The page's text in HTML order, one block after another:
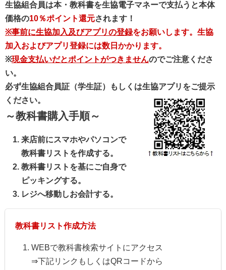
生協組合員は本・教科書を生協電子マネーで支払うと本体
価格の10％ポイント還元されます！
※事前に生協加入及びアプリの登録をお願いします。生協
加入およびアプリ登録には数日かかります。
※現金支払いだとポイントがつきませんのでご注意くださ
い。
必ず生協組合員証（学生証）もしくは生協アプリをご提示
ください。
～教科書購入手順～
来店前にスマホやパソコンで
教科書リストを作成する。
教科書リストを基にご自身で
ピッキングする。
レジへ移動しお会計する。
教科書リスト作成方法
WEBで教科書検索サイトにアクセス
⇒下記リンクもしくはQRコードから